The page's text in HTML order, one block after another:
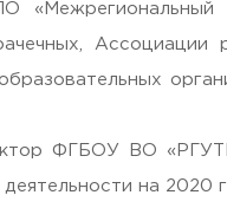
ФГБОУ ВО
на 2020